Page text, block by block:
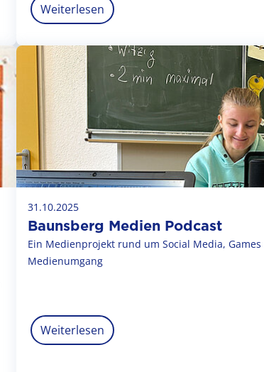
Weiterlesen
31.10.2025
Baunsberg Medien Podcast
Ein Medienprojekt rund um Social Media,
Medienumgang
Weiterlesen